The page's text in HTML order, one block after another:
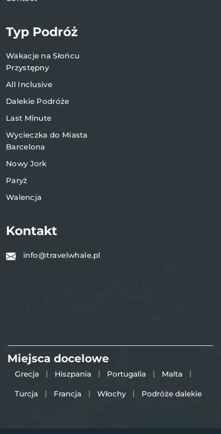
Typ Podróż
Wakacje na Słońcu
Przystępny
All Inclusive
Dalekie Podróże
Last Minute
Wycieczka do Miasta
Barcelona
Nowy Jork
Paryż
Walencja
Kontakt
info@travelwhale.pl
Miejsca docelowe
Grecja Hiszpania Portugalia Malta
Turcja Francja Włochy Podróże dalekie